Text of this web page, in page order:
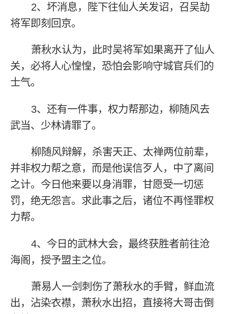
2、坏消息，陛下往仙人关发诏，召吴劼
将军即刻回京。
萧秋水认为，此时吴将军如果离开了仙人
关，必将人心惶惶，恐怕会影响守城官兵们的
士气。
3、还有一件事，权力帮那边，柳随风去
武当、少林请罪了。
柳随风辩解，杀害天正、太禅两位前辈，
并非权力帮之意，而是他误信歹人，中了离间
之计。今日他来要以身消罪，甘愿受一切惩
罚，绝无怨言。求此事之后，诸位不再怪罪权
力帮。
4、今日的武林大会，最终获胜者前往沧
海阁，授予盟主之位。
萧易人一剑刺伤了萧秋水的手臂，鲜血流
出，沾染衣襟，萧秋水出招，直接将大哥击倒